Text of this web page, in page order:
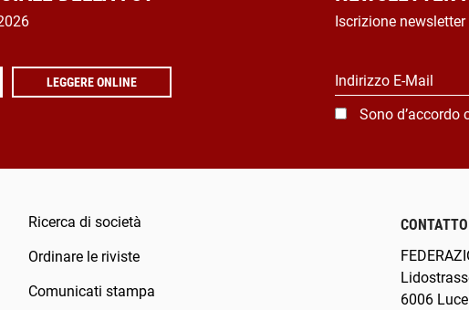
LEGGERE ONLINE
Iscrizione newsletter
Indirizzo E-Mail
Sono d’accordo
Ricerca di società
Ordinare le riviste
Comunicati stampa
CONTATTO
6006